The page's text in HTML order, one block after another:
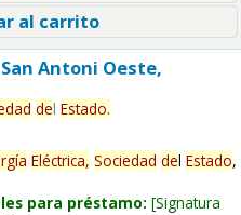
al carrito
Antoni Oeste,
del Estado.
Eléctrica, Sociedad del Estado,
para préstamo: Signatura